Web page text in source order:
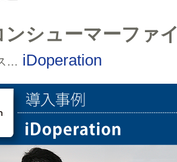
ンシューマーファ
… iDoperation